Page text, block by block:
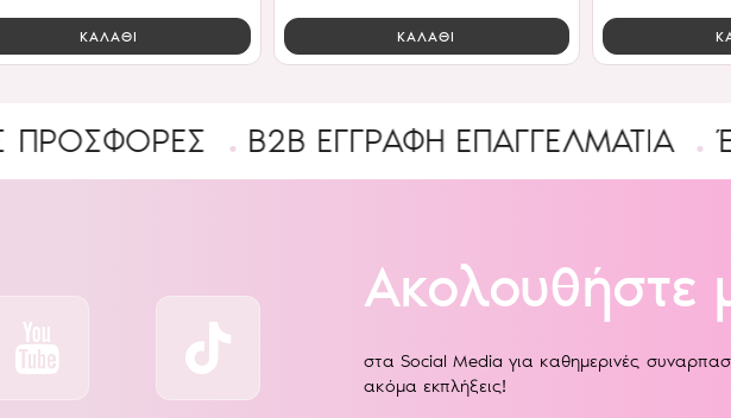
ΚΑΛΑΘΙ ΚΑΛΑΘΙ
B2B ΕΓΓΡΑΦΉ ΕΠΑΓΓΕΛΜΑΤΊΑ Ένας
Ακολουθήστε
στα Social Media για καθημερινές
ακόμα εκπλήξεις!